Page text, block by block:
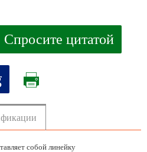
Спросите цитатой
собой линейку